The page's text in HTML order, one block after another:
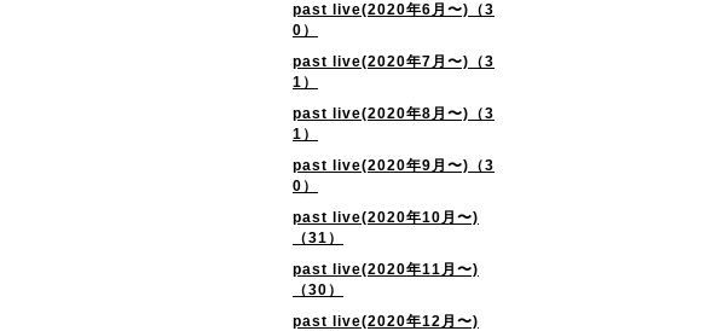
past live(2020年6月〜)（3
0）
past live(2020年7月〜)（3
1）
past live(2020年8月〜)（3
1）
past live(2020年9月〜)（3
0）
past live(2020年10月〜)
（31）
past live(2020年11月〜)
（30）
past live(2020年12月〜)